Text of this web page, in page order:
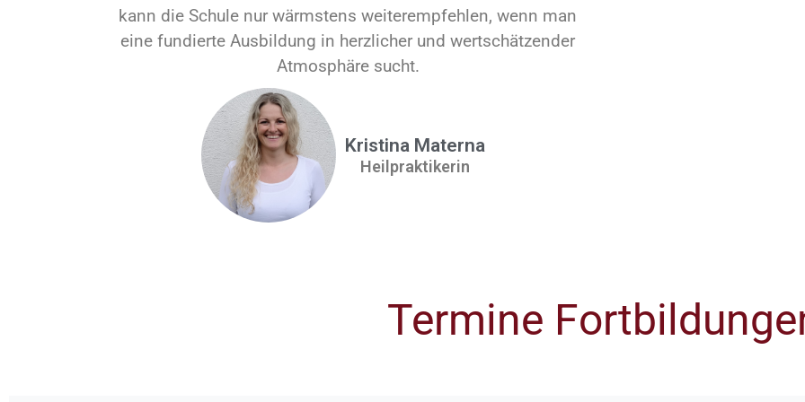
kann die Schule nur wärmstens weiterempfehlen, wenn man
eine fundierte Ausbildung in herzlicher und wertschätzender
Atmosphäre sucht.
Kristina Materna
Heilpraktikerin
Termine